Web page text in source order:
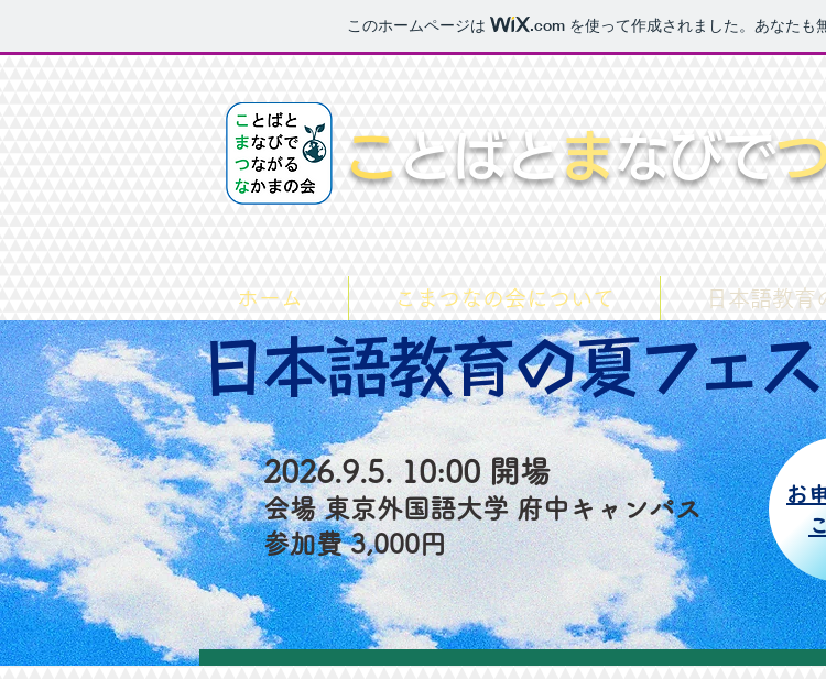
このホームページは .com を使って作成されました。あなたも
​とばと まなびで
ホーム こまつなの会について 日本語教
​日本語教育の夏フェス
2026.9.5. 10:00 開場
会場 東京外国語大学府中キャンパス
参加費3,000円​
お